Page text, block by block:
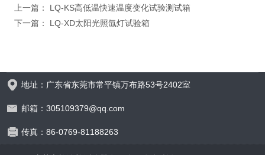
上一篇： LQ-KS高低温快速温度变化试验测试箱
下一篇： LQ-XD太阳光照氙灯试验箱
地址：广东省东莞市常平镇万布路53号2402室
邮箱：305109379@qq.com
传真：86-0769-81188263